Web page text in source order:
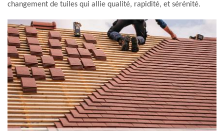
changement de tuiles qui allie qualité, rapidité, et sérénité.